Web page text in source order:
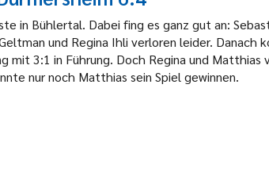
in Bühlertal. Dabei fing es ganz gut an:
und Regina Ihli verloren leider. Danach
mit 3:1 in Führung. Doch Regina und
nur noch Matthias sein Spiel gewinnen.